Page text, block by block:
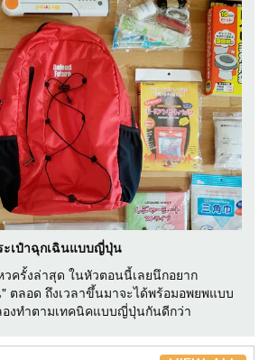
ะเป๋าฉุกเฉินแบบญี่ปุ่น
ครั้งล่าสุด ในหัวตอนนี้เลยนึกอยาก
ตลอด ถึงเวลาขึ้นมาจะได้พร้อมอพยพแบบ
องทำตามเทคนิคแบบญี่ปุ่นกันดีกว่า